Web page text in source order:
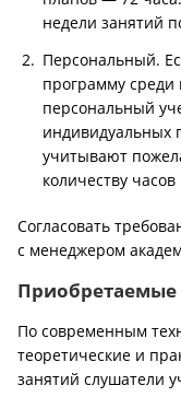
недели занятий
Персональный.
программу среди
персональный
индивидуальных
учитывают
количеству
Согласовать
с менеджером
По современным
теоретические и
занятий слушатели